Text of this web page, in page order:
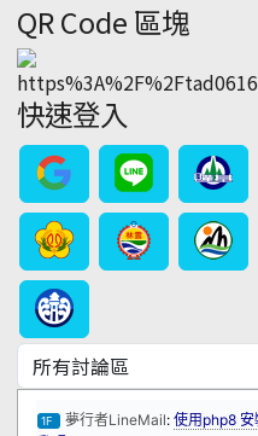
QR Code 區塊
快速登入